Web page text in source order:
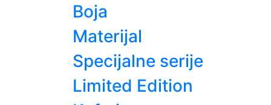
Boja
Materijal
Specijalne serije
Limited Edition